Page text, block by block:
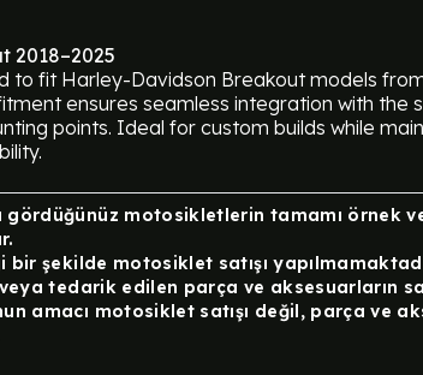
2018–2025
to fit Harley-Davidson Breakout models
ensures seamless integration with the
points. Ideal for custom builds while
gördüğünüz motosikletlerin tamamı örnek
bir şekilde motosiklet satışı
tedarik edilen parça ve aksesuarların
amacı motosiklet satışı değil, parça ve